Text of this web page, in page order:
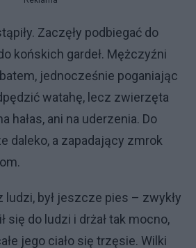
Zaczęły podbiegać do
końskich gardeł. Mężczyźni
jednocześnie poganiając
watahę, lecz zwierzęta
hałas, ani na uderzenia. Do
daleko, a zapadający zmrok
ludzi, był jeszcze pies – zwykły
się do ludzi i drżał tak mocno,
jego ciało się trzęsie. Wilki